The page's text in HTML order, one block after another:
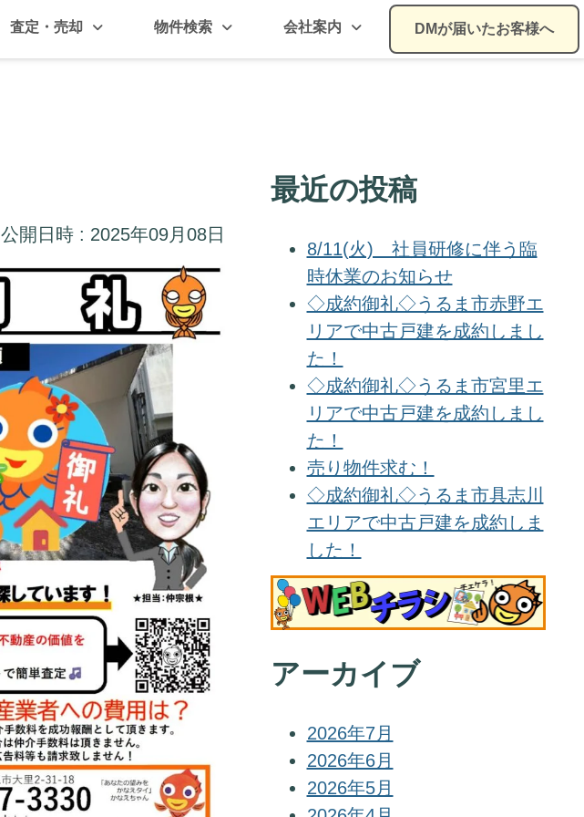
査定・売却 物件検索 会社案内 DMが届いたお客様へ
公開日時 : 2025年09月08日
最近の投稿
8/11(火) 社員研修に伴う臨
時休業のお知らせ
◇成約御礼◇うるま市赤野エ
リアで中古戸建を成約しまし
た！
◇成約御礼◇うるま市宮里エ
リアで中古戸建を成約しまし
た！
売り物件求む！
◇成約御礼◇うるま市具志川
エリアで中古戸建を成約しま
した！
アーカイブ
2026年7月
2026年6月
2026年5月